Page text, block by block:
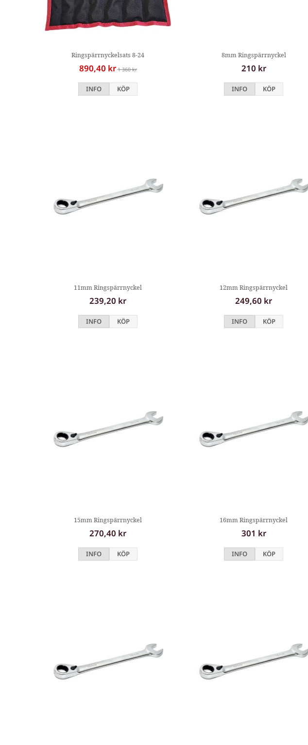
Ringspärrnyckelsats 8-24
890,40 kr 1 360 kr
INFO KÖP
8mm Ringspärrnyckel
210 kr
INFO KÖP
11mm Ringspärrnyckel
239,20 kr
INFO KÖP
12mm Ringspärrnyckel
249,60 kr
INFO KÖP
15mm Ringspärrnyckel
270,40 kr
INFO KÖP
16mm Ringspärrnyckel
301 kr
INFO KÖP